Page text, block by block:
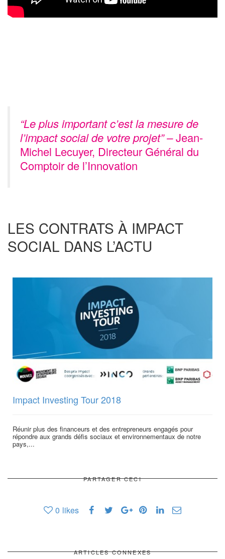
“Le plus important c’est la mesure de
l’impact social de votre projet” –Jean-
Michel Lecuyer, Directeur Général du
Comptoir de l’Innovation
LES CONTRATS À IMPACT
SOCIAL DANS L’ACTU
Impact Investing Tour 2018
Réunir plus des financeurs et des entrepreneurs engagés pour
répondre aux grands défis sociaux et environnementaux de notre
pays,...
PARTAGER CECI
0 likes
ARTICLES CONNEXES